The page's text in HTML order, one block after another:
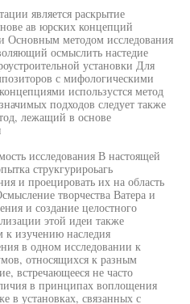
является раскрытие
ав юрских концепций
Основным методом исследования
осмыслить настедие
установки Для
с мифологическими
использустся метод
подходов следует также
лежащий в основе
исследования В настоящей
струкгурироьагь
и проецировать их на область
творчества Ватера и
и создание целостного
этой идеи также
к изучению наследия
в одном исследовании к
относящихся к разным
встречающееся не часто
в принципах воплощения
в установках, связанных с